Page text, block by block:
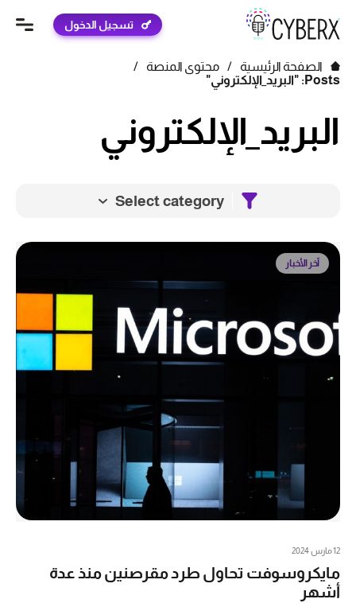
تسجيل الدخول
الصفحة الرئيسية / محتوى المنصة
/
Posts: "البريد_الإلكتروني"
البريد_الإلكتروني
Select category
آخر الأخبار
12 مارس 2024
مايكروسوفت تحاول طرد مقرصنين منذ عدة
أشهر